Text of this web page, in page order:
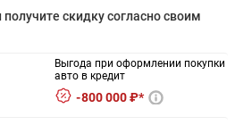
скидку согласно своим
Выгода при оформлении покупки
авто в кредит
800 000 ₽*